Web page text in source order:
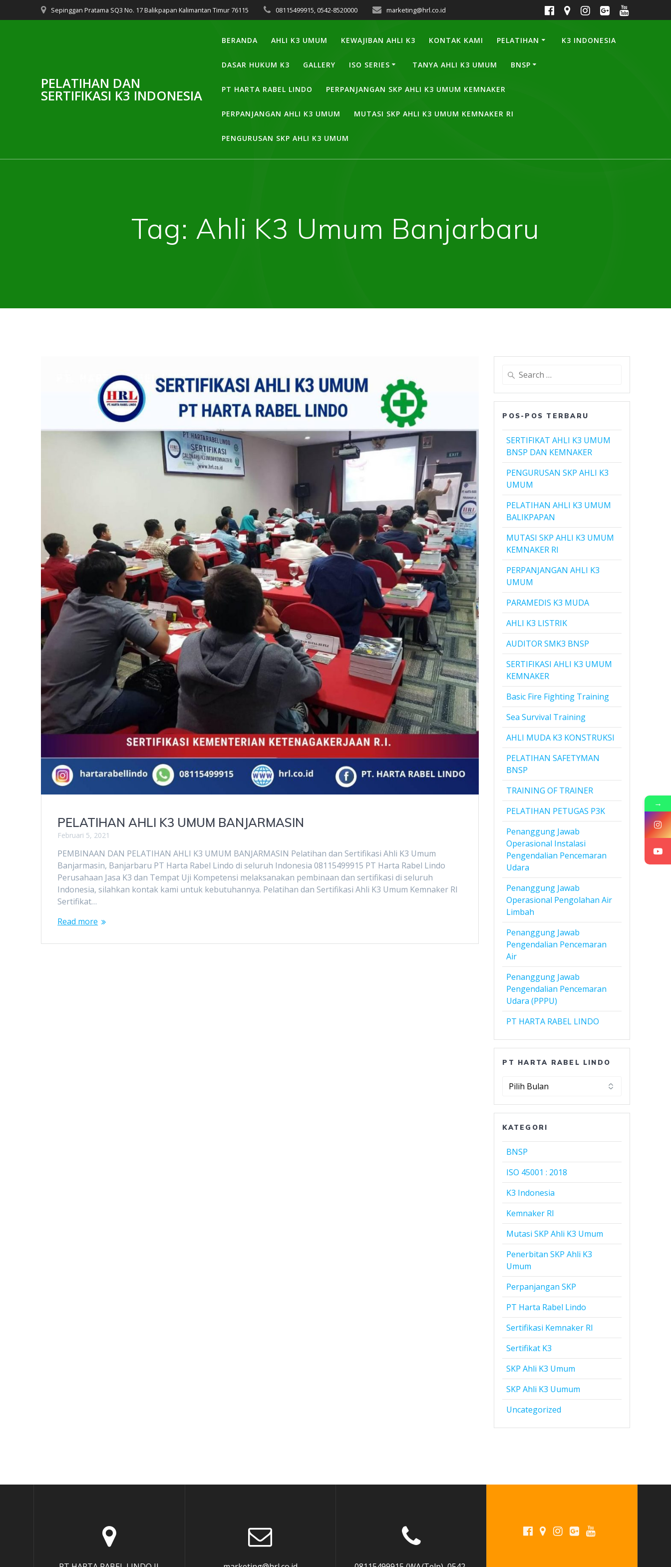
to
Sepinggan Pratama SQ3 No. 17 Balikpapan Kalimantan Timur 76115 08115499915, 0542-8520000 marketing@hrl.co.id
PELATIHAN DAN
SERTIFIKASI K3 INDONESIA
BERANDA AHLI K3 UMUM KEWAJIBAN AHLI K3 KONTAK KAMI PELATIHAN K3 INDONESIA
DASAR HUKUM K3 GALLERY ISO SERIES TANYA AHLI K3 UMUM BNSP
PT HARTA RABEL LINDO PERPANJANGAN SKP AHLI K3 UMUM KEMNAKER
PERPANJANGAN AHLI K3 UMUM MUTASI SKP AHLI K3 UMUM KEMNAKER RI
PENGURUSAN SKP AHLI K3 UMUM
Tag: Ahli K3 Umum Banjarbaru
PELATIHAN AHLI K3 UMUM BANJARMASIN
Februari 5, 2021
PEMBINAAN DAN PELATIHAN AHLI K3 UMUM BANJARMASIN Pelatihan dan Sertifikasi Ahli K3 Umum
Banjarmasin, Banjarbaru PT Harta Rabel Lindo di seluruh Indonesia 08115499915 PT Harta Rabel Lindo
Perusahaan Jasa K3 dan Tempat Uji Kompetensi melaksanakan pembinaan dan sertifikasi di seluruh
Indonesia, silahkan kontak kami untuk kebutuhannya. Pelatihan dan Sertifikasi Ahli K3 Umum Kemnaker RI
Sertifikat…
Read more
Search
POS-POS TERBARU
SERTIFIKAT AHLI K3 UMUM
BNSP DAN KEMNAKER
PENGURUSAN SKP AHLI K3
UMUM
PELATIHAN AHLI K3 UMUM
BALIKPAPAN
MUTASI SKP AHLI K3 UMUM
KEMNAKER RI
PERPANJANGAN AHLI K3
UMUM
PARAMEDIS K3 MUDA
AHLI K3 LISTRIK
AUDITOR SMK3 BNSP
SERTIFIKASI AHLI K3 UMUM
KEMNAKER
Basic Fire Fighting Training
Sea Survival Training
AHLI MUDA K3 KONSTRUKSI
PELATIHAN SAFETYMAN
BNSP
TRAINING OF TRAINER
PELATIHAN PETUGAS P3K
Penanggung Jawab
Operasional Instalasi
Pengendalian Pencemaran
Udara
Penanggung Jawab
Operasional Pengolahan Air
Limbah
Penanggung Jawab
Pengendalian Pencemaran
Air
Penanggung Jawab
Pengendalian Pencemaran
Udara (PPPU)
PT HARTA RABEL LINDO
PT HARTA RABEL LINDO
PT
Rabel
KATEGORI
BNSP
ISO 45001 : 2018
K3 Indonesia
Kemnaker RI
Mutasi SKP Ahli K3 Umum
Penerbitan SKP Ahli K3
Umum
Perpanjangan SKP
PT Harta Rabel Lindo
Sertifikasi Kemnaker RI
Sertifikat K3
SKP Ahli K3 Umum
SKP Ahli K3 Uumum
Uncategorized
→